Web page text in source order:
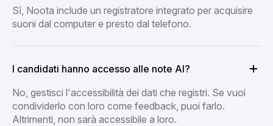
Sì, Noota include un registratore integrato per acquisire
suoni dal computer e presto dal telefono.
I candidati hanno accesso alle note AI?
No, gestisci l'accessibilità dei dati che registri. Se vuoi
condividerlo con loro come feedback, puoi farlo.
Altrimenti, non sarà accessibile a loro.